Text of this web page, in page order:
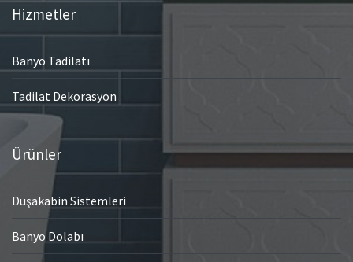
Hizmetler
Banyo Tadilatı
Tadilat Dekorasyon
Ürünler
Duşakabin Sistemleri
Banyo Dolabı